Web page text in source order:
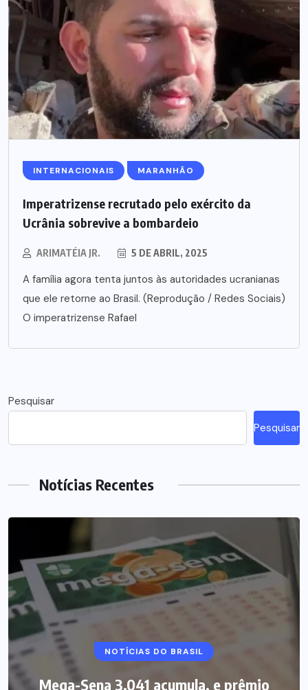
INTERNACIONAIS MARANHÃO
Imperatrizense recrutado pelo exército da
Ucrânia sobrevive a bombardeio
ARIMATÉIA JR. 5 DE ABRIL, 2025
A família agora tenta juntos às autoridades ucranianas
que ele retorne ao Brasil. (Reprodução / Redes Sociais)
O imperatrizense Rafael
Pesquisar
Pesquisar
Notícias Recentes
NOTÍCIAS DO BRASIL
Mega-Sena 3.041 acumula, e prêmio